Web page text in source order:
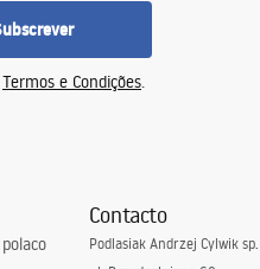
Termos e Condições.
Contacto
Podlasiak Andrzej Cylwik